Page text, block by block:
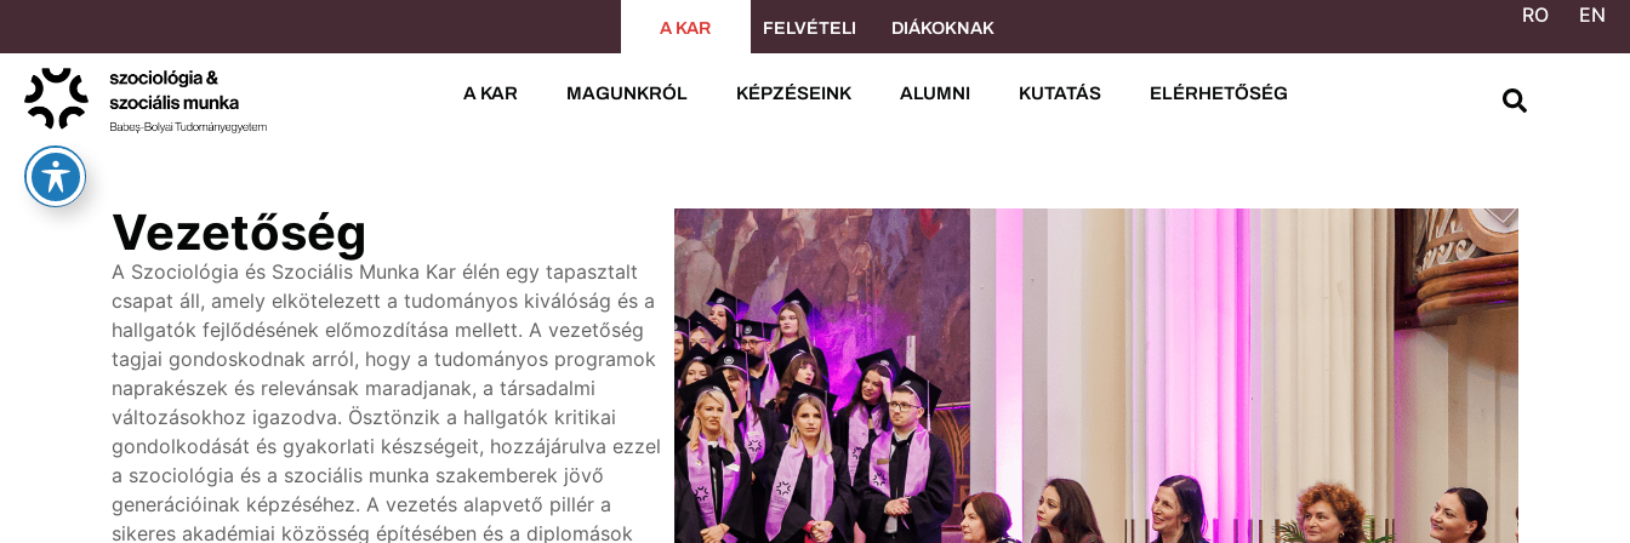
A KAR FELVÉTELI DIÁKOKNAK
RO EN
A KAR MAGUNKRÓL KÉPZÉSEINK ALUMNI KUTATÁS ELÉRHETŐSÉG
Vezetőség
A Szociológia és Szociális Munka Kar élén egy tapasztalt
csapat áll, amely elkötelezett a tudományos kiválóság és a
hallgatók fejlődésének előmozdítása mellett. A vezetőség
tagjai gondoskodnak arról, hogy a tudományos programok
naprakészek és relevánsak maradjanak, a társadalmi
változásokhoz igazodva. Ösztönzik a hallgatók kritikai
gondolkodását és gyakorlati készségeit, hozzájárulva ezzel
a szociológia és a szociális munka szakemberek jövő
generációinak képzéséhez. A vezetés alapvető pillér a
sikeres akadémiai közösség építésében és a diplomások